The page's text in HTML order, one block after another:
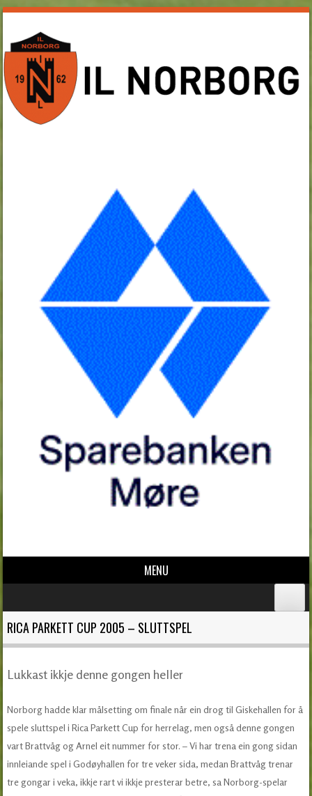
MENU
RICA PARKETT CUP 2005 – SLUTTSPEL
Lukkast ikkje denne gongen heller
Norborg hadde klar målsetting om finale når ein drog til Giskehallen for å
spele sluttspel i Rica Parkett Cup for herrelag, men også denne gongen
vart Brattvåg og Arnel eit nummer for stor. – Vi har trena ein gong sidan
innleiande spel i Godøyhallen for tre veker sida, medan Brattvåg trenar
tre gongar i veka, ikkje rart vi ikkje presterar betre, sa Norborg-spelar